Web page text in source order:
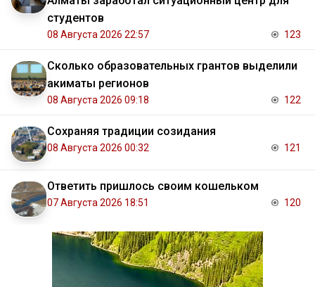
студентов
08 Августа 2026 22:57 123
Сколько образовательных грантов выделили
акиматы регионов
08 Августа 2026 09:18 122
Сохраняя традиции созидания
08 Августа 2026 00:32 121
Ответить пришлось своим кошельком
07 Августа 2026 18:51 120